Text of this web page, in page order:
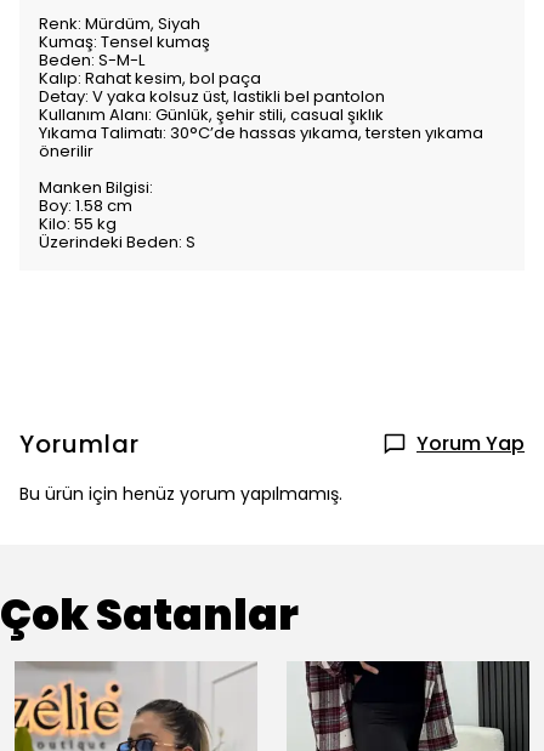
Renk: Mürdüm, Siyah
Kumaş: Tensel kumaş
Beden: S-M-L
Kalıp: Rahat kesim, bol paça
Detay: V yaka kolsuz üst, lastikli bel pantolon
Kullanım Alanı: Günlük, şehir stili, casual şıklık
Yıkama Talimatı: 30°C’de hassas yıkama, tersten yıkama
önerilir
Manken Bilgisi:
Boy: 1.58 cm
Kilo: 55 kg
Üzerindeki Beden: S
Yorumlar Yorum Yap
Bu ürün için henüz yorum yapılmamış.
Çok Satanlar